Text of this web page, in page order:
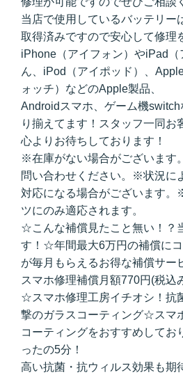
当店で使用しているバッテリー
取得済みですので安心して修理
iPhone（アイフォン）やiPad（
ん、iPod（アイポッド）、
ォッチ）などのApple製品、
Androidスマホ、ゲーム機
り揃えてます！スタッフ一同お
心よりお待ちしております！
※在庫がない場合がございます
問い合わせください。※状況に
対応になる場合がございます
ツにのみ適応されます。
☆こんな補償見たこと無い！？
す！☆年間最大6万円の補償に
が毎月もらえるお得な補償サー
スマホ修理補償月額770円(税込
☆スマホ修理工房イチオシ！抗
撃のガラスコーティング☆スマ
コーティングをおすすめしてお
ったの5分！
高い抗菌・抗ウィルス効果も期